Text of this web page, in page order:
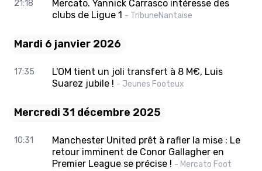
21:18
Mercato. Yannick Carrasco intéresse des
clubs de Ligue 1 - TribuneNantaise
Mardi 6 janvier 2026
17:35
L'OM tient un joli transfert à 8 M€, Luis
Suarez jubile ! - Jeunes Footeux
Mercredi 31 décembre 2025
10:31
Manchester United prêt à rafler la mise : Le
retour imminent de Conor Gallagher en
Premier League se précise ! - Mercato Foot